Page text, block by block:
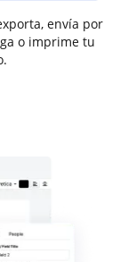
envía por
o imprime tu